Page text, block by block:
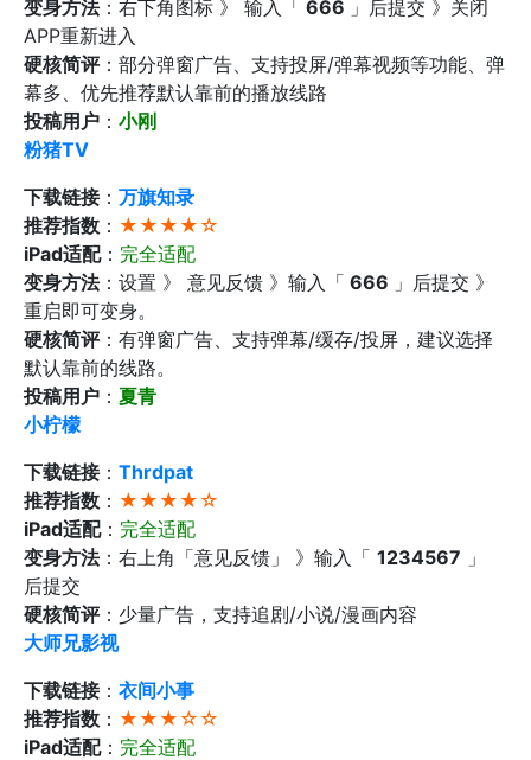
变身方法：右下角图标 》 输入「 666 」后提交 》关闭
APP重新进入
硬核简评：部分弹窗广告、支持投屏/弹幕视频等功能、弹
幕多、优先推荐默认靠前的播放线路
投稿用户 ： 小刚
粉猪TV
下载链接： 万旗知录
推荐指数 ： ★★★★☆
iPad适配： 完全适配
变身方法：设置 》 意见反馈 》输入「 666 」后提交 》
重启即可变身。
硬核简评：有弹窗广告、支持弹幕/缓存/投屏，建议选择
默认靠前的线路。
投稿用户 ： 夏青
小柠檬
下载链接： Thrdpat
推荐指数 ： ★★★★☆
iPad适配： 完全适配
变身方法：右上角「意见反馈」 》输入「 1234567 」
后提交
硬核简评：少量广告，支持追剧/小说/漫画内容
大师兄影视
下载链接： 衣间小事
推荐指数 ： ★★★☆☆
iPad适配： 完全适配